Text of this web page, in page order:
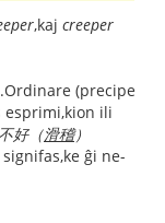
,kaj creeper
(precipe
esprimi,kion ili
好（滑稽）
ĝi ne-